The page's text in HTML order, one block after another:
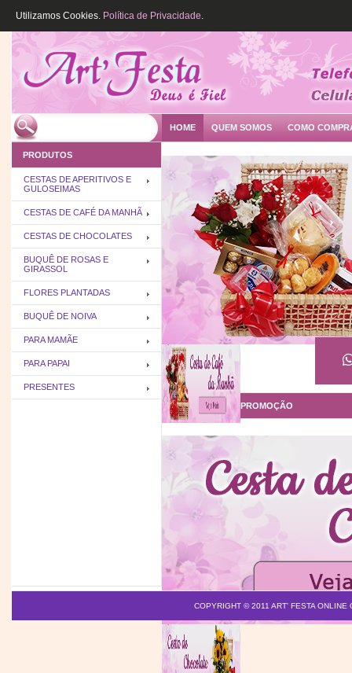
HOME QUEM SOMOS COMO
PRODUTOS EM PROMOÇÃO
Cesta com chocolate e girassóis
R$ 175,00
Cesta de Cerveja e Aperitivo
R$ 170,00
PRODUTOS
CESTAS DE APERITIVOS E
GULOSEIMAS
CESTAS DE CAFÉ DA MANHÃ
CESTAS DE CHOCOLATES
BUQUÊ DE ROSAS E
GIRASSOL
FLORES PLANTADAS
BUQUÊ DE NOIVA
PARA MAMÃE
PARA PAPAI
PRESENTES
COPYRIGHT © 2011 ART' FESTA ONLINE
Utilizamos Cookies. Política de Privacidade.